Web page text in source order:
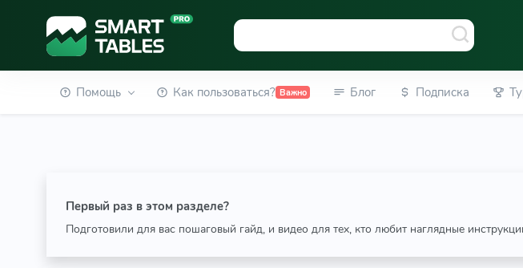
Помощь Как пользоваться? Важно Блог Подписка
Первый раз в этом разделе?
Подготовили для вас пошаговый гайд, и видео для тех, кто любит наглядные